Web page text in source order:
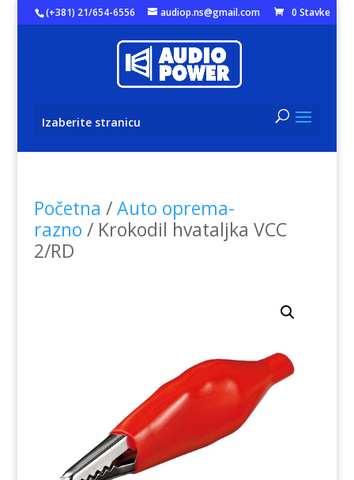
(+381) 21/654-6556 audiop.ns@gmail.com 0 Stavke
Izaberite stranicu
Početna /Auto oprema-
razno / Krokodil hvataljka VCC
2/RD